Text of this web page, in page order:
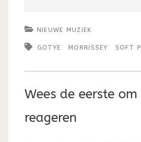
NIEUWE MUZIEK
GOTYE MORRISSEY SOFT
Wees de eerste
reageren